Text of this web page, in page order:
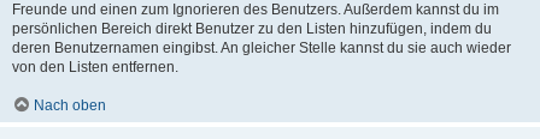
Freunde und einen zum Ignorieren des Benutzers. Außerdem kannst du im
persönlichen Bereich direkt Benutzer zu den Listen hinzufügen, indem du
deren Benutzernamen eingibst. An gleicher Stelle kannst du sie auch wieder
von den Listen entfernen.
Nach oben